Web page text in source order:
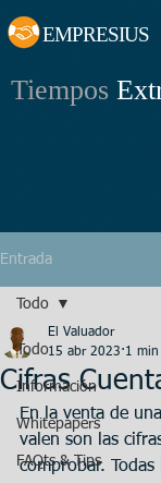
EMPRESIUS
Tiempos
Entrada
Todo
Información
Whitepapers
FAQts & Tips
Todo
Cifras
El Valuador
15 abr 2023 1
En la venta de
valen son las
comprobar.